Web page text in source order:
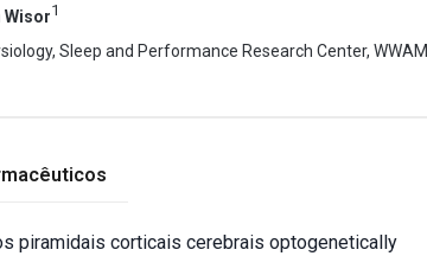
Wisor1
Sleep and Performance Research Center, WWAMI
piramidais corticais cerebrais optogenetically